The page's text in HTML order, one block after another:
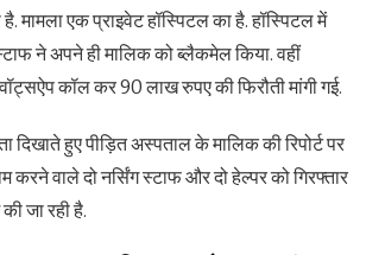
मामला एक प्राइवेट हॉस्पिटल का है. हॉस्पिटल में
ने अपने ही मालिक को ब्लैकमेल किया. वहीं
कॉल कर 90 लाख रुपए की फिरौती मांगी गई.
दिखाते हुए पीड़ित अस्पताल के मालिक की रिपोर्ट पर
वाले दो नर्सिंग स्टाफ और दो हेल्पर को गिरफ्तार
जा रही है.